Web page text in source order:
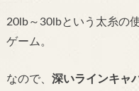
20lb～30lbという太糸の
ゲーム。
なので、 深いラインキャ